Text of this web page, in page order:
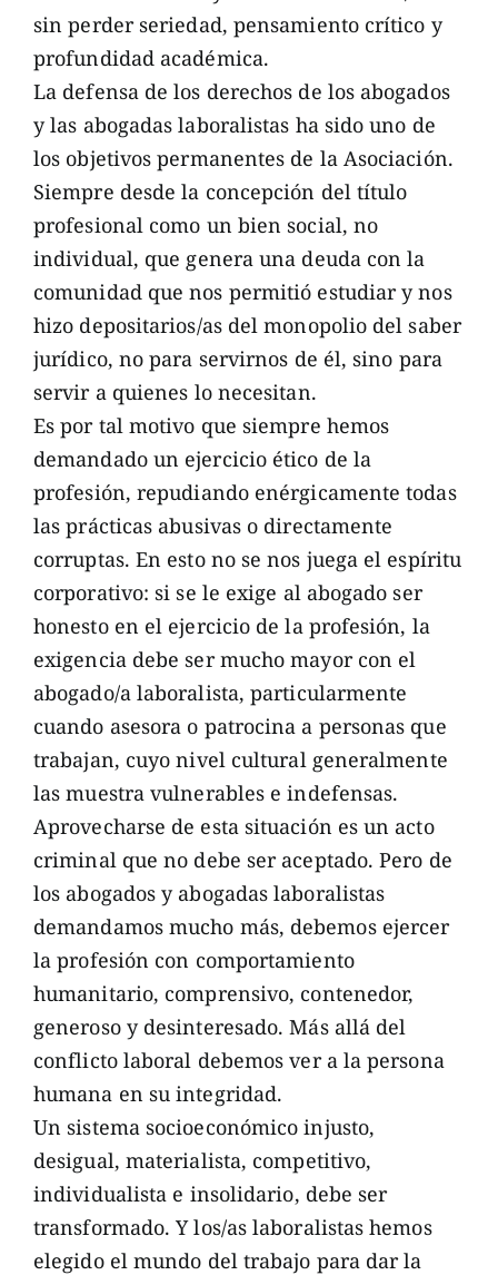
sin perder seriedad, pensamiento crítico y
profundidad académica.
La defensa de los derechos de los abogados
y las abogadas laboralistas ha sido uno de
los objetivos permanentes de la Asociación.
Siempre desde la concepción del título
profesional como un bien social, no
individual, que genera una deuda con la
comunidad que nos permitió estudiar y nos
hizo depositarios/as del monopolio del saber
jurídico, no para servirnos de él, sino para
servir a quienes lo necesitan.
Es por tal motivo que siempre hemos
demandado un ejercicio ético de la
profesión, repudiando enérgicamente todas
las prácticas abusivas o directamente
corruptas. En esto no se nos juega el espíritu
corporativo: si se le exige al abogado ser
honesto en el ejercicio de la profesión, la
exigencia debe ser mucho mayor con el
abogado/a laboralista, particularmente
cuando asesora o patrocina a personas que
trabajan, cuyo nivel cultural generalmente
las muestra vulnerables e indefensas.
Aprovecharse de esta situación es un acto
criminal que no debe ser aceptado. Pero de
los abogados y abogadas laboralistas
demandamos mucho más, debemos ejercer
la profesión con comportamiento
humanitario, comprensivo, contenedor,
generoso y desinteresado. Más allá del
conflicto laboral debemos ver a la persona
humana en su integridad.
Un sistema socioeconómico injusto,
desigual, materialista, competitivo,
individualista e insolidario, debe ser
transformado. Y los/as laboralistas hemos
elegido el mundo del trabajo para dar la